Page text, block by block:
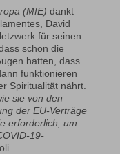
(MfE) dankt
David
für seinen
schon die
hatten, dass
funktionieren
Spiritualität nährt.
sie von den
der EU-Verträge
erforderlich, um
19-